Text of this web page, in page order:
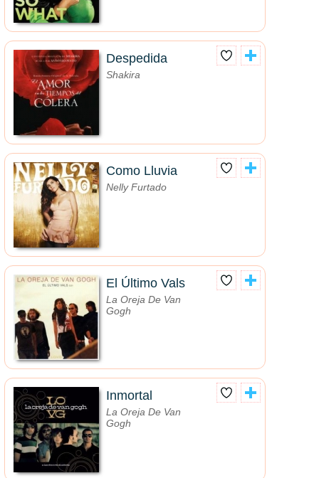
Despedida
Shakira
Como Lluvia
Nelly Furtado
El Último Vals
La Oreja De Van
Gogh
Inmortal
La Oreja De Van
Gogh